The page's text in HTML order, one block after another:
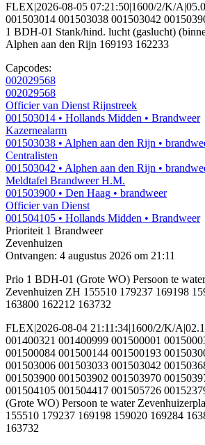
FLEX|2026-08-05 07:21:50|1600/2/K/
001503014 001503038 001503042
1 BDH-01 Stank/hind. lucht (gaslucht)
Alphen aan den Rijn 169193 162233
Capcodes:
002029568
002029568
Officier van Dienst Rijnstreek
001503014 • Hollands Midden • Brandweer
Kazernealarm
001503038 • Alphen aan den Rijn •
Centralisten
001503042 • Alphen aan den Rijn •
Meldtafel Brandweer H.M.
001503900 • Den Haag • brandweer
Officier van Dienst
001504105 • Hollands Midden • Brandweer
Prioriteit 1 Brandweer
Zevenhuizen
Ontvangen: 4 augustus 2026 om 21:11
Prio 1 BDH-01 (Grote WO) Persoon te
Zevenhuizen ZH 155510 179237 169198
163800 162212 163732
FLEX|2026-08-04 21:11:34|1600/2/K/
001400321 001400999 001500001
001500084 001500144 001500193
001503006 001503033 001503042
001503900 001503902 001503970
001504105 001504417 001505726
(Grote WO) Persoon te water
155510 179237 169198 159020 169284
163732